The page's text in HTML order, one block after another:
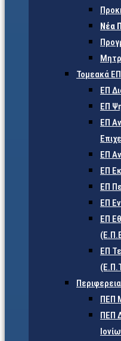
Νέα
Τομεακά ΕΠ
ΕΠ
ΕΠ
ΕΠ
ΕΠ
ΕΠ
ΕΠ
ΕΠ
ΕΠ
ΕΠ
ΠΕΠ
ΠΕΠ